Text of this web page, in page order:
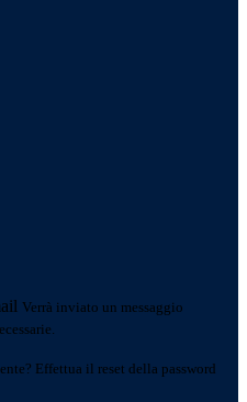
Verrà inviato un messaggio
Effettua il reset della password